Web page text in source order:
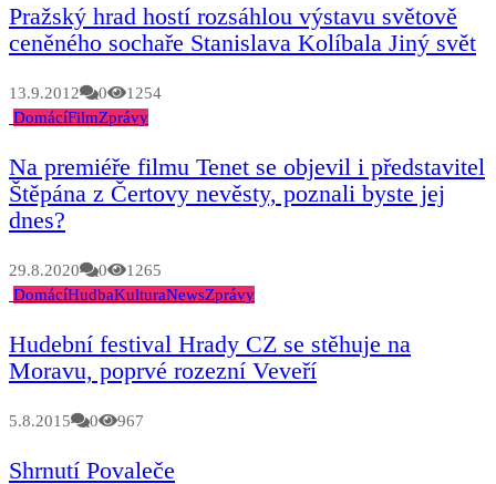
Pražský hrad hostí rozsáhlou výstavu světově
ceněného sochaře Stanislava Kolíbala Jiný svět
13.9.2012 0
1254
DomácíFilmZprávy
Na premiéře filmu Tenet se objevil i představitel
Štěpána z Čertovy nevěsty, poznali byste jej
dnes?
29.8.2020 0
1265
DomácíHudbaKulturaNewsZprávy
Hudební festival Hrady CZ se stěhuje na
Moravu, poprvé rozezní Veveří
5.8.2015 0 967
Shrnutí Povaleče